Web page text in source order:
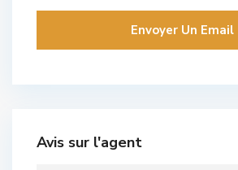
Avis sur l'agent